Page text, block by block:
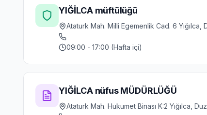
YIĞİLCA müftülüğü
Ataturk Mah. Milli Egemenlik Cad. 6 Yığılca,
09:00 - 17:00 (Hafta içi)
YIĞİLCA nüfus MÜDÜRLÜĞÜ
Ataturk Mah. Hukumet Binası K:2 Yığılca,